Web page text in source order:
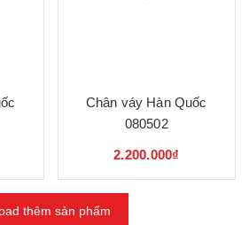
Chân váy Hàn Quốc
080502
2.200.000₫
thêm sản phẩm